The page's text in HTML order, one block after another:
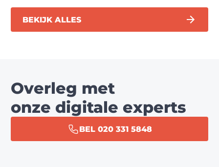
BEKIJK ALLES
Overleg met
onze digitale experts
BEL 020 331 5848